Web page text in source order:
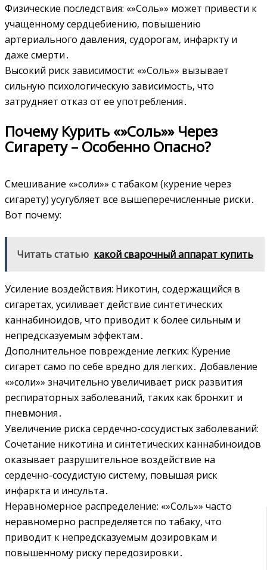
Физические последствия: «»Соль»» может привести к
учащенному сердцебиению‚ повышению
артериального давления‚ судорогам‚ инфаркту и
даже смерти․
Высокий риск зависимости: «»Соль»» вызывает
сильную психологическую зависимость‚ что
затрудняет отказ от ее употребления․
Почему Курить «»Соль»» Через
Сигарету – Особенно Опасно?
Смешивание «»соли»» с табаком (курение через
сигарету) усугубляет все вышеперечисленные риски․
Вот почему:
Читать статью какой сварочный аппарат купить
Усиление воздействия: Никотин‚ содержащийся в
сигаретах‚ усиливает действие синтетических
каннабиноидов‚ что приводит к более сильным и
непредсказуемым эффектам․
Дополнительное повреждение легких: Курение
сигарет само по себе вредно для легких․ Добавление
«»соли»» значительно увеличивает риск развития
респираторных заболеваний‚ таких как бронхит и
пневмония․
Увеличение риска сердечно-сосудистых заболеваний:
Сочетание никотина и синтетических каннабиноидов
оказывает разрушительное воздействие на
сердечно-сосудистую систему‚ повышая риск
инфаркта и инсульта․
Неравномерное распределение: «»Соль»» часто
неравномерно распределяется по табаку‚ что
приводит к непредсказуемым дозировкам и
повышенному риску передозировки․